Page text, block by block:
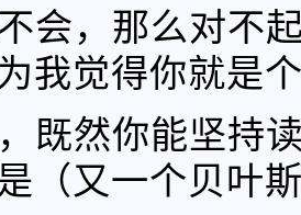
会，那么对不
我觉得你就是
既然你能坚持
（又一个贝叶